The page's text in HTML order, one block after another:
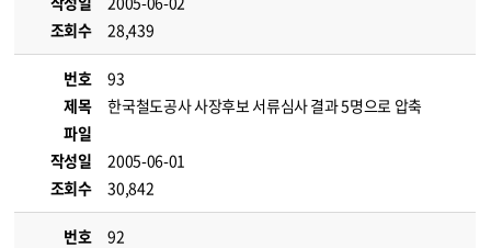
조회수
28,439
번호
93
제목
한국철도공사 사장후보 서류심사 결과 5명으로 압축
파일
작성일
2005-06-01
조회수
30,842
번호
92